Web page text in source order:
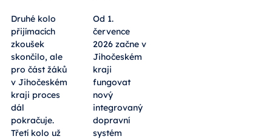
Druhé kolo
přijímacích
zkoušek
skončilo, ale
pro část žáků
v Jihočeském
kraji proces
dál
pokračuje.
Třetí kolo už
Od 1.
července
2026 začne v
Jihočeském
kraji
fungovat
nový
integrovaný
dopravní
systém